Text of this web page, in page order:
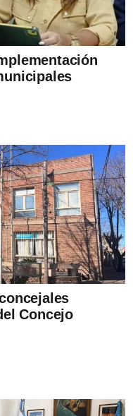
Concejo